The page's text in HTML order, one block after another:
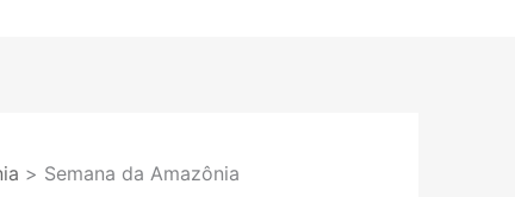
Semana da Amazônia